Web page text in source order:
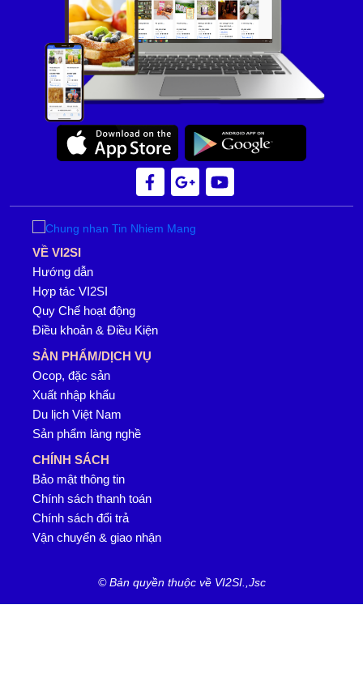
VỀ VI2SI
Hướng dẫn
Hợp tác VI2SI
Quy Chế hoạt động
Điều khoản & Điều Kiện
SẢN PHẨM/DỊCH VỤ
Ocop, đặc sản
Xuất nhập khẩu
Du lịch Việt Nam
Sản phẩm làng nghề
CHÍNH SÁCH
Bảo mật thông tin
Chính sách thanh toán
Chính sách đổi trả
Vận chuyển & giao nhận
© Bản quyền thuộc về VI2SI.,Jsc